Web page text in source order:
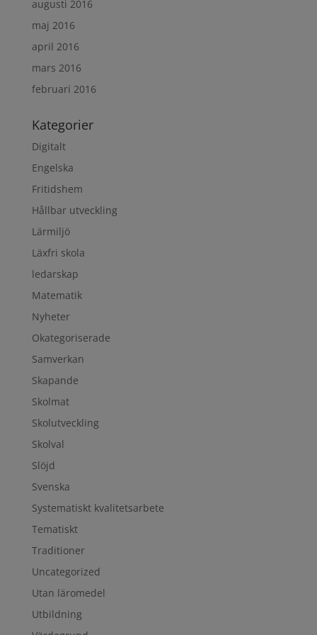
augusti 2016
maj 2016
april 2016
mars 2016
februari 2016
Kategorier
Digitalt
Engelska
Fritidshem
Hållbar utveckling
Lärmiljö
Läxfri skola
ledarskap
Matematik
Nyheter
Okategoriserade
Samverkan
Skapande
Skolmat
Skolutveckling
Skolval
Slöjd
Svenska
Systematiskt kvalitetsarbete
Tematiskt
Traditioner
Uncategorized
Utan läromedel
Utbildning